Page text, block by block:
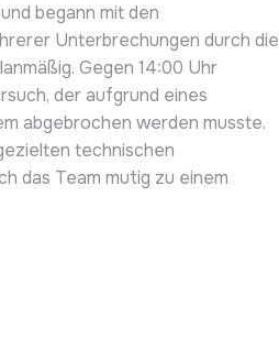
begann mit den
Unterbrechungen durch die
Gegen 14:00 Uhr
der aufgrund eines
abgebrochen werden musste.
technischen
das Team mutig zu einem